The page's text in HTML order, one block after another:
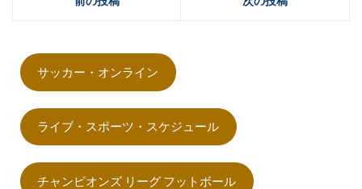
サッカー・オンライン
ライブ・スポーツ・スケジュール
チャンピオンズ リーグ フットボール